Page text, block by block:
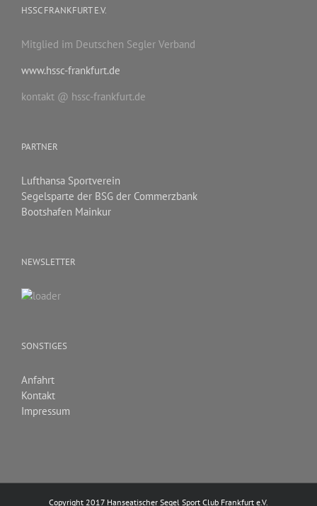
HSSC FRANKFURT E.V.
Mitglied im Deutschen Segler Verband
www.hssc-frankfurt.de
kontakt @ hssc-frankfurt.de
PARTNER
Lufthansa Sportverein
Segelsparte der BSG der Commerzbank
Bootshafen Mainkur
NEWSLETTER
SONSTIGES
Anfahrt
Kontakt
Impressum
Copyright 2017 Hanseatischer Segel Sport Club Frankfurt e.V.